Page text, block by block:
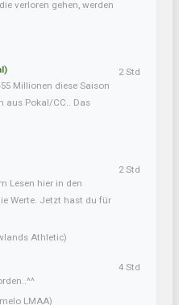
verloren gehen, werden
Millionen diese Saison
aus Pokal/CC.. Das
2 Std
Lesen hier in den
Werte. Jetzt hast du für
Athletic)
2 Std
LMAA)
4 Std